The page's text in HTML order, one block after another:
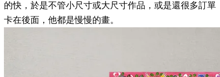
的快，於是不管小尺寸或大尺寸作品，或是還很多訂單
卡在後面，他都是慢慢的畫。